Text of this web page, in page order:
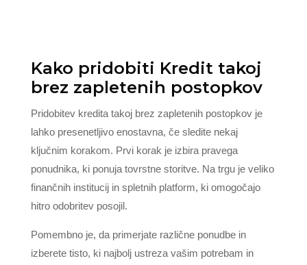
Kako pridobiti Kredit takoj
brez zapletenih postopkov
Pridobitev kredita takoj brez zapletenih postopkov je
lahko presenetljivo enostavna, če sledite nekaj
ključnim korakom. Prvi korak je izbira pravega
ponudnika, ki ponuja tovrstne storitve. Na trgu je veliko
finančnih institucij in spletnih platform, ki omogočajo
hitro odobritev posojil.
Pomembno je, da primerjate različne ponudbe in
izberete tisto, ki najbolj ustreza vašim potrebam in